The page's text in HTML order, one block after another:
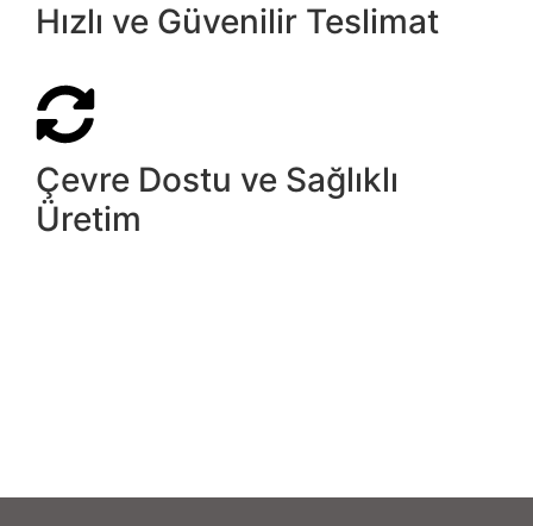
Hızlı ve Güvenilir Teslimat
Çevre Dostu ve Sağlıklı
Üretim